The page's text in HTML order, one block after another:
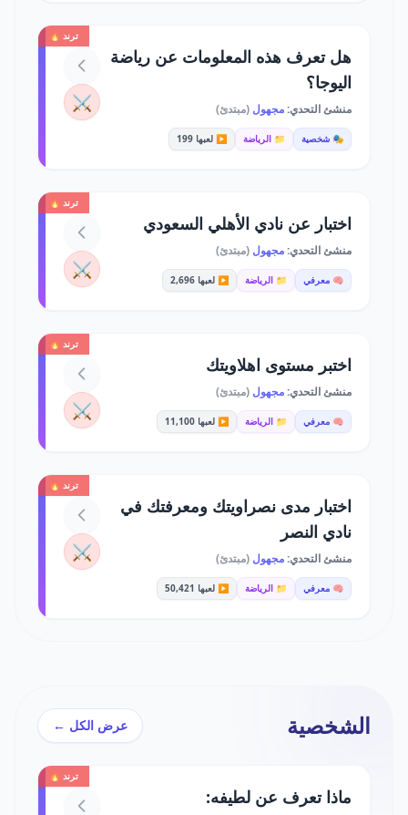
ترند 🔥
هل تعرف هذه المعلومات عن رياضة
اليوجا؟
منشئ التحدي:مجهول (مبتدئ)
🎭 شخصية 📁 الرياضة ▶️ لعبها 199
⚔️
ترند 🔥
اختبار عن نادي الأهلي السعودي
منشئ التحدي:مجهول (مبتدئ)
🧠 معرفي 📁 الرياضة ▶️ لعبها 2,696 ⚔️
ترند 🔥
اختبر مستوى اهلاويتك
منشئ التحدي:مجهول (مبتدئ)
🧠 معرفي 📁 الرياضة ▶️ لعبها 11,100 ⚔️
ترند 🔥
اختبار مدى نصراويتك ومعرفتك في
نادي النصر
منشئ التحدي:مجهول (مبتدئ)
🧠 معرفي 📁 الرياضة ▶️ لعبها 50,421
⚔️
الشخصية عرض الكل ←
ترند 🔥
ماذا تعرف عن لطيفه: